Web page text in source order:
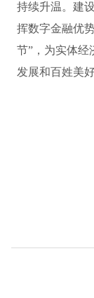
持续升温。建
挥数字金融优
节”，为实体经
发展和百姓美好